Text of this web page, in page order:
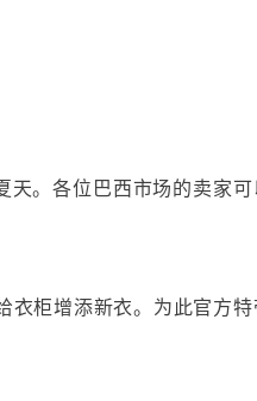
天。各位巴西市场的卖家可
衣柜增添新衣。为此官方特